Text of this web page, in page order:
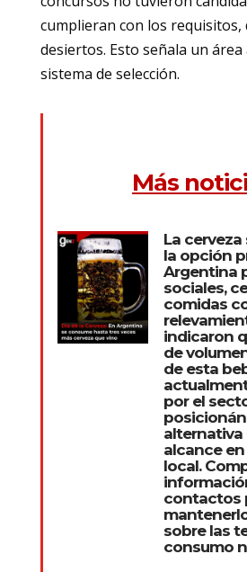
cumplieran con los requisitos,
desiertos. Esto señala un
sistema de selección.
Más
La
la opción
Argentina
sociales,
comidas
indicaron
de
de esta
por el
alternativa
alcance
local.
contactos
sobre las
consumo